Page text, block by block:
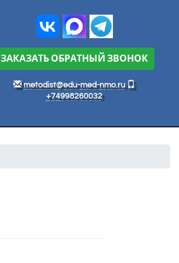
ЗАКАЗАТЬ ОБРАТНЫЙ ЗВОНОК
metodist@edu-med-nmo.ru
+74998260032